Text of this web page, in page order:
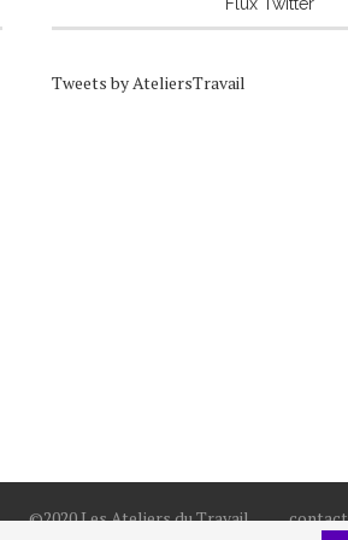
Flux Twitter
Tweets by AteliersTravail
©2020 Les Ateliers du Travail